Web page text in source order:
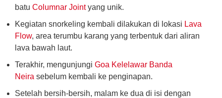
batu Columnar Jointyang unik.
Kegiatan snorkeling kembali dilakukan di lokasi Lava
Flow, area terumbu karang yang terbentuk dari aliran
lava bawah laut.
Terakhir, mengunjungi Goa Kelelawar Banda
Neira sebelum kembali ke penginapan.
Setelah bersih-bersih, malam ke dua di isi dengan